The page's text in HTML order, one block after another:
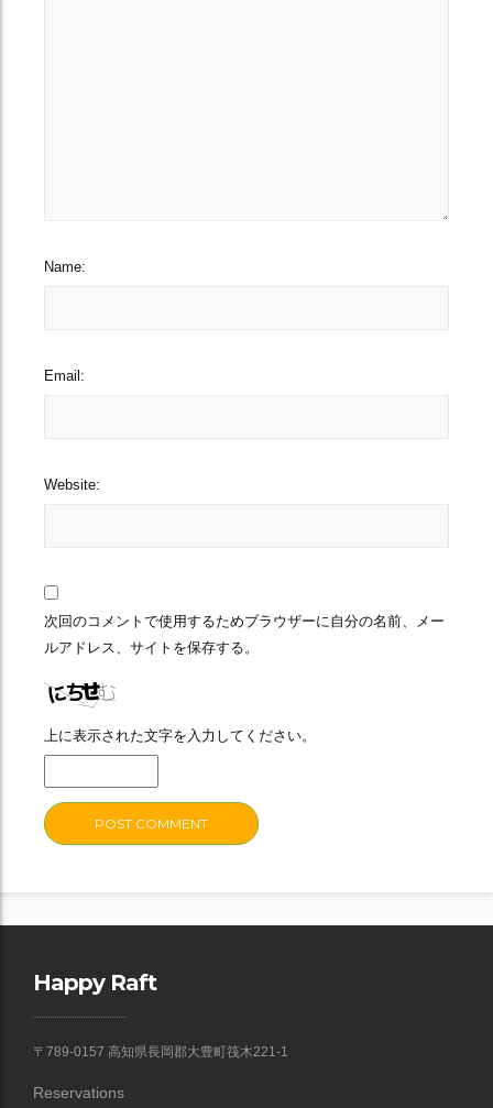
Name:
Email:
Website:
次回のコメントで使用するためブラウザーに自分の名前、メー
ルアドレス、サイトを保存する。
上に表示された文字を入力してください。
Happy Raft
〒789-0157 高知県長岡郡大豊町筏木221-1
Reservations